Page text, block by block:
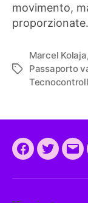
movimento,
proporzionate.
Tag
Marcel Kolaja,
Passaporto
Facebook
Twitter